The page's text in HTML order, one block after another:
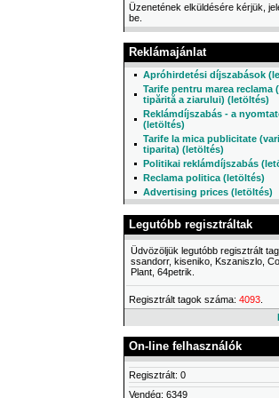
Üzenetének elküldésére kérjük,
be.
Reklámajánlat
Apróhirdetési díjszabások
Tarife pentru marea reclama
tipărită a ziarului) (letöltés)
Reklámdíjszabás - a
(letöltés)
Tarife la mica publicitate
tiparita) (letöltés)
Politikai reklámdíjszabás
Reclama politica (letöltés)
Advertising prices (letöltés)
Legutóbb regisztráltak
Üdvözöljük legutóbb regisztrált
ssandorr, kiseniko, Kszaniszlo,
Plant, 64petrik.
Regisztrált tagok száma: 4093
On-line felhasználók
Regisztrált: 0
Vendég: 6349